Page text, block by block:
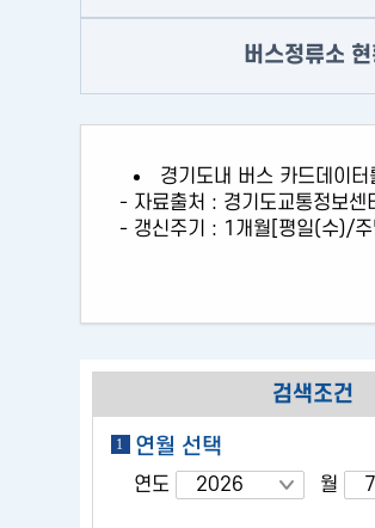
주
통
버스정류소
경기도내 버스 카드데이
- 자료출처 : 경기도교통정보센
- 갱신주기 : 1개월[평일(수)/주
검색조건
연월 선택
연도 월